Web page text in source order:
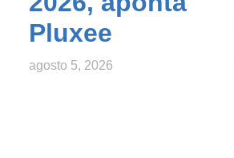
Pluxee
agosto 5, 2026